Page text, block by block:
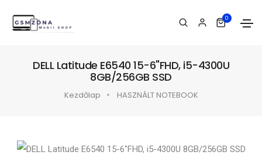
0
DELL Latitude E6540 15-6"FHD, i5-4300U
8GB/256GB SSD
Kezdőlap HASZNÁLT NOTEBOOK